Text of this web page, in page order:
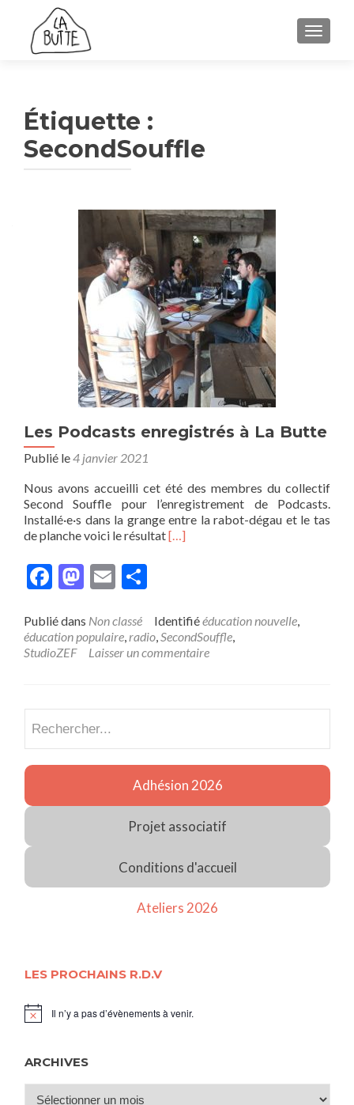
Étiquette :
SecondSouffle
Les Podcasts enregistrés à La Butte
Publié le4 janvier 2021
Nous avons accueilli cet été des membres du collectif
Second Souffle pour l’enregistrement de Podcasts.
Installé·e·s dans la grange entre la rabot-dégau et le tas
de planche voici le résultatEn
enregistrés
à
La
Butte
[…]
Facebook
Mastodon
Email
Publié dans Non classé Identifiééducation nouvelle,
éducation populaire,radio,SecondSouffle,
StudioZEF
Laisser un commentaire
Adhésion 2026
Projet associatif
Conditions d'accueil
Ateliers 2026
LES PROCHAINS R.D.V
Notice Il n’y a pas d’évènements à venir.
ARCHIVES